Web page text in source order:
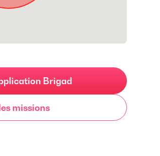
Brigad
missions